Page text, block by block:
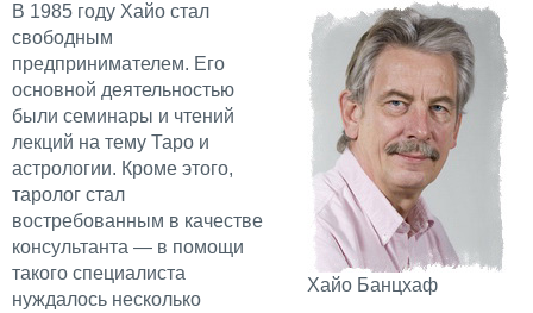
Хайо Банцхаф
В 1985 году Хайо стал
свободным
предпринимателем. Его
основной деятельностью
были семинары и чтений
лекций на тему Таро и
астрологии. Кроме этого,
таролог стал
востребованным в качестве
консультанта — в помощи
такого специалиста
нуждалось несколько